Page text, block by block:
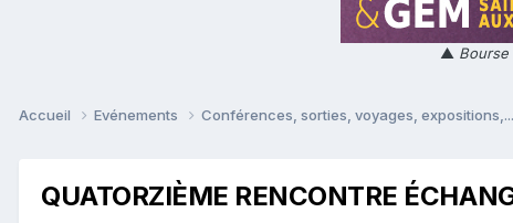
▲
Accueil Evénements Conférences, sorties, voyages, expositions,...
QUATORZIÈME RENCONTRE